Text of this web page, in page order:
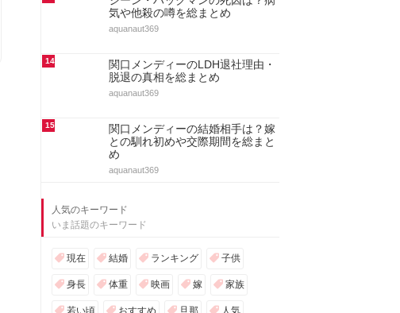
気や他殺の噂を総まとめ
aquanaut369
14
関口メンディーのLDH退社理由・
脱退の真相を総まとめ
aquanaut369
15
関口メンディーの結婚相手は？嫁
との馴れ初めや交際期間を総まと
め
aquanaut369
人気のキーワード
いま話題のキーワード
現在 結婚 ランキング 子供
身長 体重 映画 嫁 家族
若い頃 おすすめ 旦那 人気